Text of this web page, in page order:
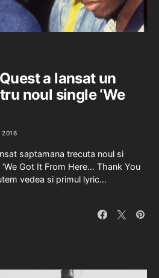
a lansat un
noul single ‘We
2016
saptamana trecuta noul si
Got It From Here… Thank You
vedea si primul lyric…